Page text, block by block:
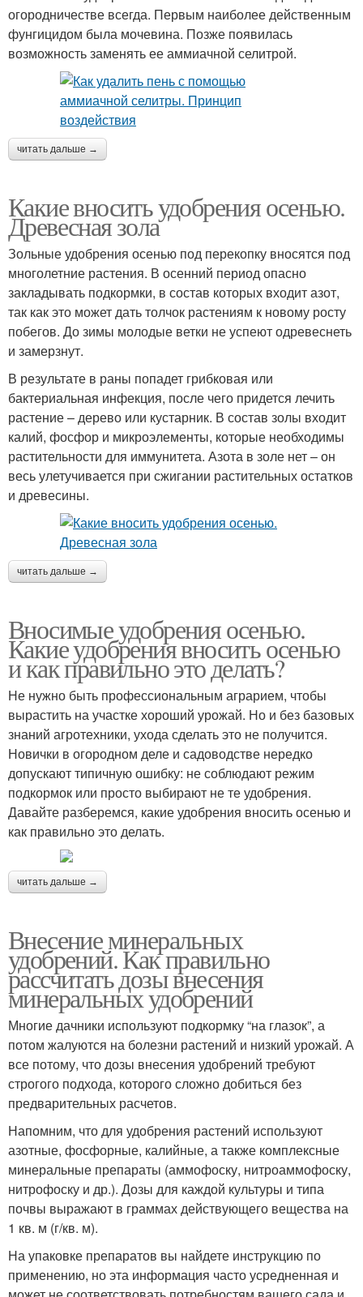
огородничестве всегда. Первым наиболее действенным
фунгицидом была мочевина. Позже появилась
возможность заменять ее аммиачной селитрой.
читать дальше →
Какие вносить удобрения осенью.
Древесная зола
Зольные удобрения осенью под перекопку вносятся под
многолетние растения. В осенний период опасно
закладывать подкормки, в состав которых входит азот,
так как это может дать толчок растениям к новому росту
побегов. До зимы молодые ветки не успеют одревеснеть
и замерзнут.
В результате в раны попадет грибковая или
бактериальная инфекция, после чего придется лечить
растение – дерево или кустарник. В состав золы входит
калий, фосфор и микроэлементы, которые необходимы
растительности для иммунитета. Азота в золе нет – он
весь улетучивается при сжигании растительных остатков
и древесины.
читать дальше →
Вносимые удобрения осенью.
Какие удобрения вносить осенью
и как правильно это делать?
Не нужно быть профессиональным аграрием, чтобы
вырастить на участке хороший урожай. Но и без базовых
знаний агротехники, ухода сделать это не получится.
Новички в огородном деле и садоводстве нередко
допускают типичную ошибку: не соблюдают режим
подкормок или просто выбирают не те удобрения.
Давайте разберемся, какие удобрения вносить осенью и
как правильно это делать.
читать дальше →
Внесение минеральных
удобрений. Как правильно
рассчитать дозы внесения
минеральных удобрений
Многие дачники используют подкормку “на глазок”, а
потом жалуются на болезни растений и низкий урожай. А
все потому, что дозы внесения удобрений требуют
строгого подхода, которого сложно добиться без
предварительных расчетов.
Напомним, что для удобрения растений используют
азотные, фосфорные, калийные, а также комплексные
минеральные препараты (аммофоску, нитроаммофоску,
нитрофоску и др.). Дозы для каждой культуры и типа
почвы выражают в граммах действующего вещества на
1 кв. м (г/кв. м).
На упаковке препаратов вы найдете инструкцию по
применению, но эта информация часто усредненная и